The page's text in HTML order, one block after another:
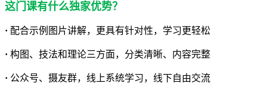
这门课有什么独家优势？
· 配合示例图片讲解，更具有针对性，学习更轻松
· 构图、技法和理论三方面，分类清晰、内容完整
· 公众号、摄友群，线上系统学习，线下自由交流